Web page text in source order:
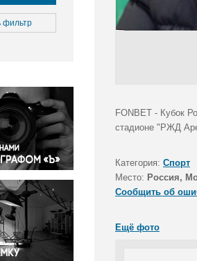
среда
и конфликты
бизнес
фильтр
FONBET - Кубок
стадионе "РЖД
Категория: Спорт
Место: Россия,
Сообщить об
Ещё фото